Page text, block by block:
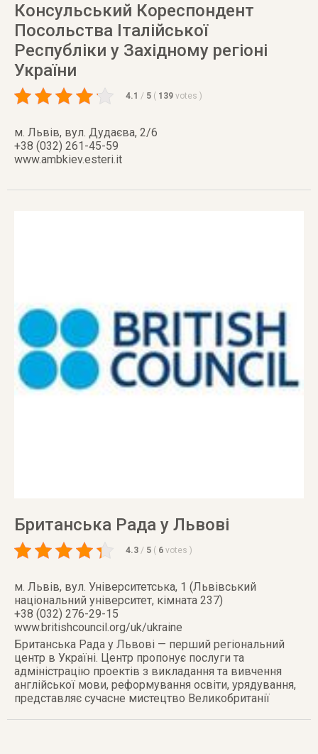
Консульський Кореспондент
Посольства Італійської
Республіки у Західному регіоні
України
4.1 / 5 ( 139 votes )
м. Львів, вул. Дудаєва, 2/6
+38 (032) 261-45-59
www.ambkiev.esteri.it
Британська Рада у Львові
4.3 / 5 ( 6 votes )
м. Львів, вул. Університетська, 1 (Львівський
національний університет, кімната 237)
+38 (032) 276-29-15
www.britishcouncil.org/uk/ukraine
Британська Рада у Львові — перший регіональний
центр в Україні. Центр пропонує послуги та
адміністрацію проектів з викладання та вивчення
англійської мови, реформування освіти, урядування,
представляє сучасне мистецтво Великобританії